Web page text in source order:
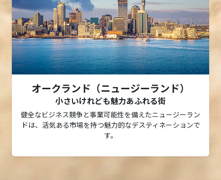
オークランド（ニュージーランド）
小さいけれども魅力あふれる街
健全なビジネス競争と事業可能性を備えたニュージーラン
ドは、活気ある市場を持つ魅力的なデスティネーションで
す。